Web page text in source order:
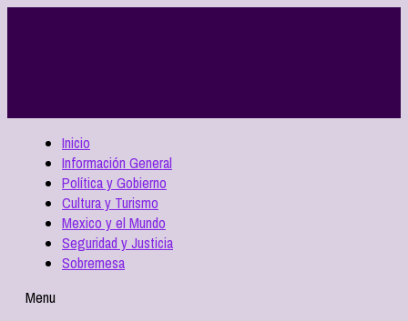
Inicio
Información General
Política y Gobierno
Cultura y Turismo
Mexico y el Mundo
Seguridad y Justicia
Sobremesa
Menu